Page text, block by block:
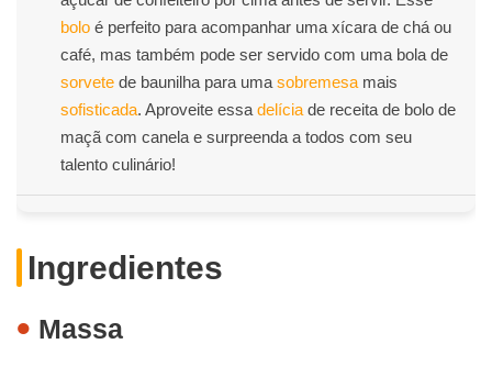
bolo é perfeito para acompanhar uma xícara de chá ou
café, mas também pode ser servido com uma bola de
sorvete de baunilha para uma sobremesa mais
sofisticada. Aproveite essa delícia de receita de bolo de
maçã com canela e surpreenda a todos com seu
talento culinário!
Ingredientes
Massa